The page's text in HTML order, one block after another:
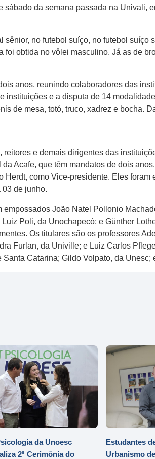
sábado da semana passada na Univali,
no futebol suíço, no futebol
foi obtida no vôlei masculino. Já as de
anos, reunindo colaboradores das
instituições e a disputa de 14
de mesa, totó, truco, xadrez e bocha.
e demais dirigentes das
Acafe, que têm mandatos de dois
como Vice-presidente. Eles
03 de junho.
João Natel Pollonio
Poli, da Unochapecó; e Günther
Os titulares são os professores
Furlan, da Univille; e Luiz Carlos
Catarina; Gildo Volpato, da
da Unoesc
2ª Cerimônia do
Estudantes
Urbanismo